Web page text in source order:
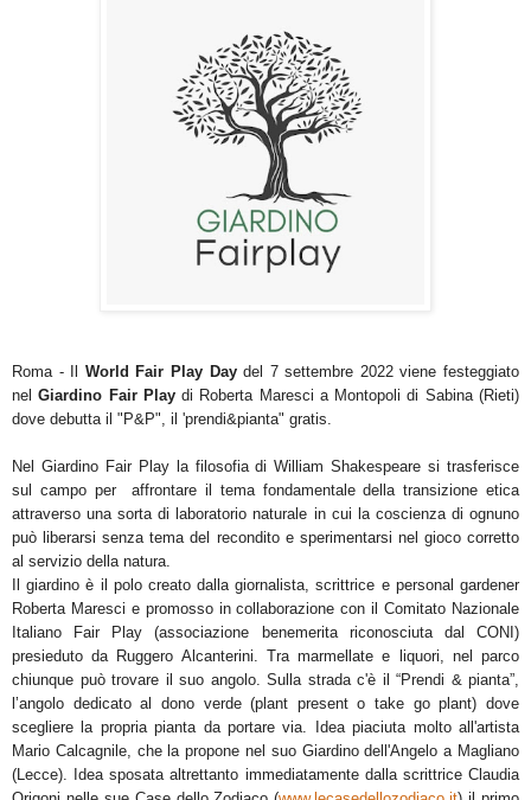
Roma - Il World Fair Play Daydel 7 settembre 2022 viene festeggiato
nelGiardino Fair Playdi Roberta Maresci a Montopoli di Sabina (Rieti)
dove debutta il "P&P", il 'prendi&pianta" gratis.
Nel Giardino Fair Play la filosofia di William Shakespeare si trasferisce
sul campo per affrontare il tema fondamentale della transizione etica
attraverso una sorta di laboratorio naturale in cui la coscienza di ognuno
può liberarsi senza tema del recondito e sperimentarsi nel gioco corretto
al servizio della natura.
Il giardino è il polo creato dalla giornalista, scrittrice e personal gardener
Roberta Maresci e promosso in collaborazione con il Comitato Nazionale
Italiano Fair Play (associazione benemerita riconosciuta dal CONI)
presieduto da Ruggero Alcanterini. Tra marmellate e
liquori, nel parco
chiunque può trovare il suo angolo. Sulla strada c'è il “Prendi & pianta”,
l’angolo dedicato al dono verde (plant present o take go plant) dove
scegliere la propria pianta da portare via. Idea piaciuta molto all'artista
Mario Calcagnile, che la propone nel suo Giardino dell'Angelo a Magliano
(Lecce). Idea sposata altrettanto immediatamente dalla scrittrice Claudia